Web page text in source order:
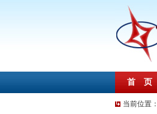
首 页
当前位置：